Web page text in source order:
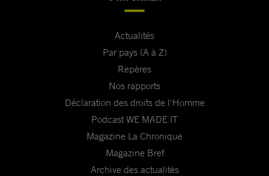
Actualités
Par pays (A à Z)
Repères
Nos rapports
Déclaration des droits de l'Homme
Podcast WE MADE IT
Magazine La Chronique
Magazine Bref
Archive des actualités